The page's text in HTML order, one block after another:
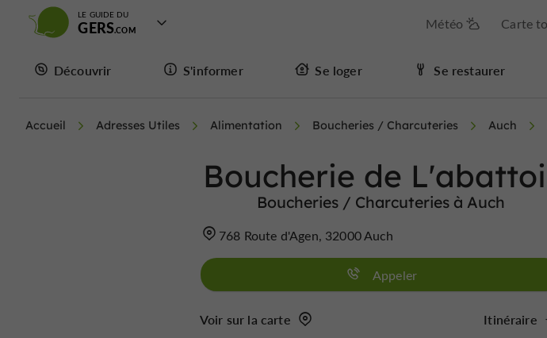
LE GUIDE DU
GERS Météo Carte
Découvrir S'informer Se loger Se restaurer
Accueil Adresses Utiles Alimentation Boucheries / Charcuteries Auch
Boucherie de
Boucheries / Charcuteries à Auch
768 Route d'Agen, 32000 Auch
Appeler
Voir sur la carte Itinéraire